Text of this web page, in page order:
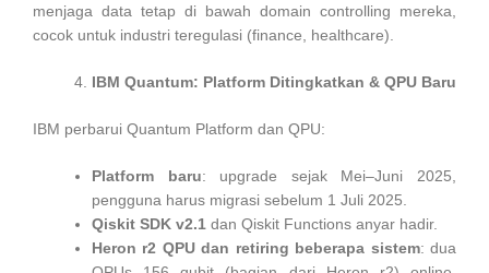
menjaga data tetap di bawah domain controlling mereka,
cocok untuk industri teregulasi (finance, healthcare).
IBM Quantum: Platform Ditingkatkan & QPU Baru
IBM perbarui Quantum Platform dan QPU:
Platform baru: upgrade sejak Mei–Juni 2025,
pengguna harus migrasi sebelum 1 Juli 2025.
Qiskit SDK v2.1 dan Qiskit Functions anyar hadir.
Heron r2 QPU dan retiring beberapa sistem: dua